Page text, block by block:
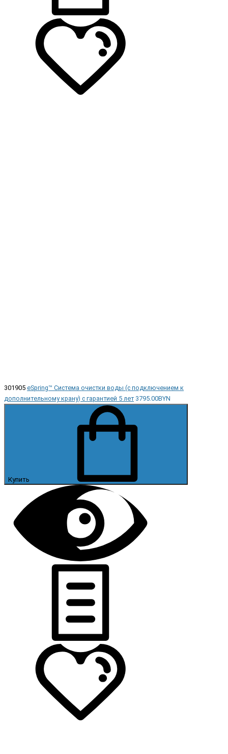
301905 eSpring™ Система очистки воды (с подключением к
дополнительному крану) с гарантией 5 лет 3795.00BYN
Купить